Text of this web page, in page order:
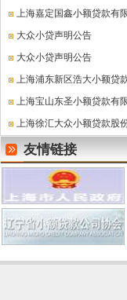
上海嘉定国鑫小额贷款有
大众小贷声明公告
大众小贷声明公告
上海浦东新区浩大小额贷
上海宝山东圣小额贷款有
上海徐汇大众小额贷款股
友情链接